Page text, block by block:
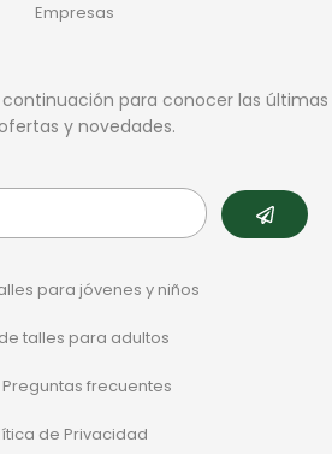
Empresas
para conocer las últimas
ofertas y novedades.
para jóvenes y niños
talles para adultos
Preguntas frecuentes
de Privacidad